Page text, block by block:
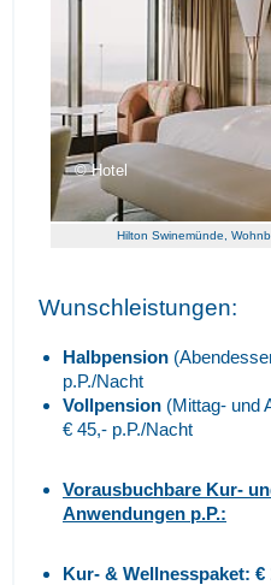
Hotel
Hilton Swinemünde,
Wunschleistungen:
Halbpension
p.P./Nacht
Vollpension (Mittag- und
€ 45,- p.P./Nacht
Vorausbuchbare Kur-
Anwendungen p.P.:
Kur- & Wellnesspaket: €